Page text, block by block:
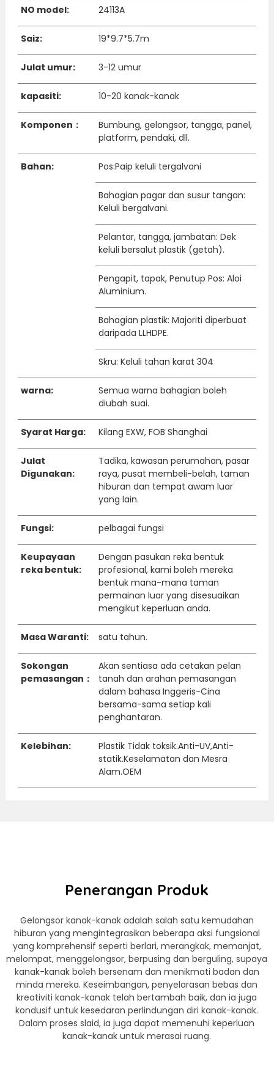
NO model: 24113A
Saiz: 19*9.7*5.7m
Julat umur: 3-12 umur
kapasiti: 10-20 kanak-kanak
Komponen：
Bumbung, gelongsor, tangga, panel,
platform, pendaki, dll.
Bahan: Pos:Paip keluli tergalvani
Bahagian pagar dan susur tangan:
Keluli bergalvani.
Pelantar, tangga, jambatan: Dek
keluli bersalut plastik (getah).
Pengapit, tapak, Penutup Pos: Aloi
Aluminium.
Bahagian plastik: Majoriti diperbuat
daripada LLHDPE.
Skru: Keluli tahan karat 304
warna:
Semua warna bahagian boleh
diubah suai.
Syarat Harga: Kilang EXW, FOB Shanghai
Julat
Digunakan:
Tadika, kawasan perumahan, pasar
raya, pusat membeli-belah, taman
hiburan dan tempat awam luar
yang lain.
Fungsi: pelbagai fungsi
Keupayaan
reka bentuk:
Dengan pasukan reka bentuk
profesional, kami boleh mereka
bentuk mana-mana taman
permainan luar yang disesuaikan
mengikut keperluan anda.
Masa Waranti: satu tahun.
Sokongan
pemasangan：
Akan sentiasa ada cetakan pelan
tanah dan arahan pemasangan
dalam bahasa Inggeris-Cina
bersama-sama setiap kali
penghantaran.
Kelebihan:
Plastik Tidak toksik.Anti-UV,Anti-
statik.Keselamatan dan Mesra
Alam.OEM
Penerangan Produk
Gelongsor kanak-kanak adalah salah satu kemudahan
hiburan yang mengintegrasikan beberapa aksi fungsional
yang komprehensif seperti berlari, merangkak, memanjat,
melompat, menggelongsor, berpusing dan berguling, supaya
kanak-kanak boleh bersenam dan menikmati badan dan
minda mereka. Keseimbangan, penyelarasan bebas dan
kreativiti kanak-kanak telah bertambah baik, dan ia juga
kondusif untuk kesedaran perlindungan diri kanak-kanak.
Dalam proses slaid, ia juga dapat memenuhi keperluan
kanak-kanak untuk merasai ruang.